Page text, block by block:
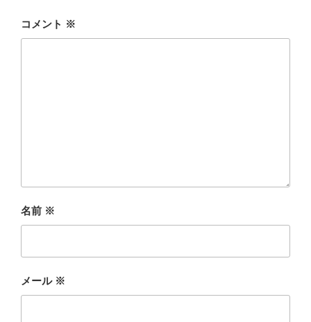
コメント ※
名前 ※
メール ※